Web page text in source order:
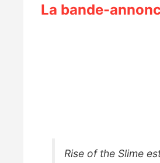
La bande-
Rise of the Slime